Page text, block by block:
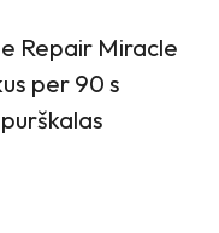
Repair Miracle
per 90 s